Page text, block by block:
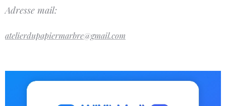
Adresse mail:
atelierdupapiermarbre@gmail.com